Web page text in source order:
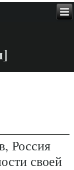
Россия
своей